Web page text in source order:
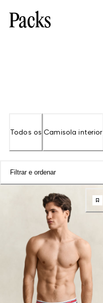
Packs
Todos os Camisola interior
Filtrar e ordenar